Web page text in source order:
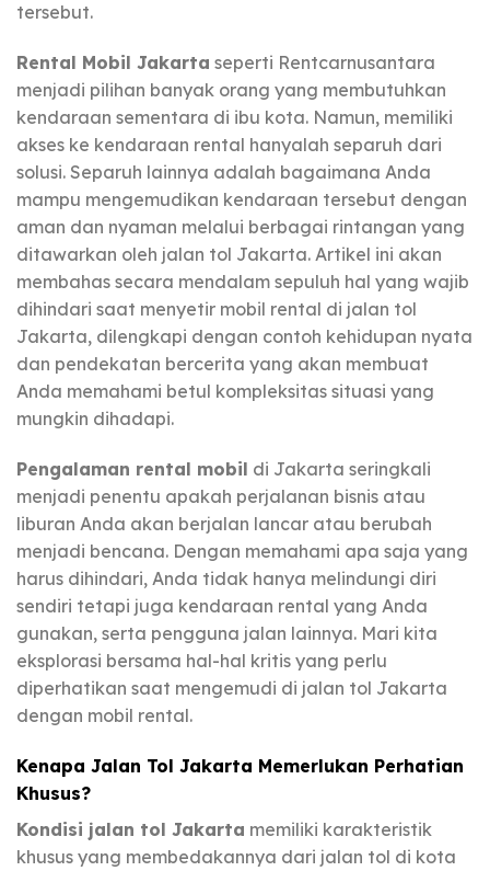
tersebut.
Rental Mobil Jakarta seperti Rentcarnusantara
menjadi pilihan banyak orang yang membutuhkan
kendaraan sementara di ibu kota. Namun, memiliki
akses ke kendaraan rental hanyalah separuh dari
solusi. Separuh lainnya adalah bagaimana Anda
mampu mengemudikan kendaraan tersebut dengan
aman dan nyaman melalui berbagai rintangan yang
ditawarkan oleh jalan tol Jakarta. Artikel ini akan
membahas secara mendalam sepuluh hal yang wajib
dihindari saat menyetir mobil rental di jalan tol
Jakarta, dilengkapi dengan contoh kehidupan nyata
dan pendekatan bercerita yang akan membuat
Anda memahami betul kompleksitas situasi yang
mungkin dihadapi.
Pengalaman rental mobil di Jakarta seringkali
menjadi penentu apakah perjalanan bisnis atau
liburan Anda akan berjalan lancar atau berubah
menjadi bencana. Dengan memahami apa saja yang
harus dihindari, Anda tidak hanya melindungi diri
sendiri tetapi juga kendaraan rental yang Anda
gunakan, serta pengguna jalan lainnya. Mari kita
eksplorasi bersama hal-hal kritis yang perlu
diperhatikan saat mengemudi di jalan tol Jakarta
dengan mobil rental.
Kenapa Jalan Tol Jakarta Memerlukan Perhatian
Khusus?
Kondisi jalan tol Jakarta memiliki karakteristik
khusus yang membedakannya dari jalan tol di kota